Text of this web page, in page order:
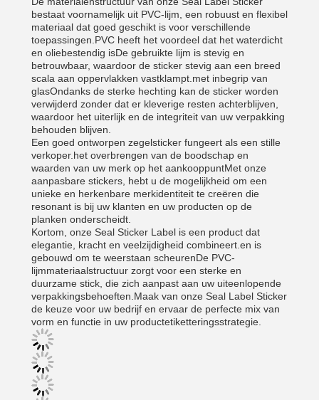
bestaat voornamelijk uit PVC-lijm, een robuust en flexibel
materiaal dat goed geschikt is voor verschillende
toepassingen.PVC heeft het voordeel dat het waterdicht
en oliebestendig isDe gebruikte lijm is stevig en
betrouwbaar, waardoor de sticker stevig aan een breed
scala aan oppervlakken vastklampt.met inbegrip van
glasOndanks de sterke hechting kan de sticker worden
verwijderd zonder dat er kleverige resten achterblijven,
waardoor het uiterlijk en de integriteit van uw verpakking
behouden blijven.
Een goed ontworpen zegelsticker fungeert als een stille
verkoper.het overbrengen van de boodschap en
waarden van uw merk op het aankooppuntMet onze
aanpasbare stickers, hebt u de mogelijkheid om een
unieke en herkenbare merkidentiteit te creëren die
resonant is bij uw klanten en uw producten op de
planken onderscheidt.
Kortom, onze Seal Sticker Label is een product dat
elegantie, kracht en veelzijdigheid combineert.en is
gebouwd om te weerstaan scheurenDe PVC-
lijmmateriaalstructuur zorgt voor een sterke en
duurzame stick, die zich aanpast aan uw uiteenlopende
verpakkingsbehoeften.Maak van onze Seal Label Sticker
de keuze voor uw bedrijf en ervaar de perfecte mix van
vorm en functie in uw productetiketteringsstrategie.